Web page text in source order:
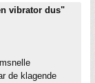
vibrator dus"
de klagende